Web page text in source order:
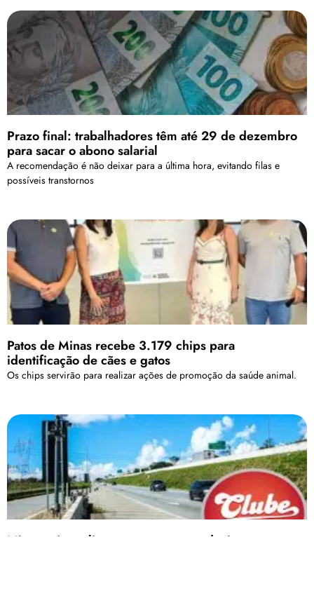
Prazo final: trabalhadores têm até 29 de dezembro
para sacar o abono salarial
A recomendação é não deixar para a última hora, evitando filas e
possíveis transtornos
Patos de Minas recebe 3.179 chips para
identificação de cães e gatos
Os chips servirão para realizar ações de promoção da saúde animal.
Minas vai ampliar segurança nas rodovias com